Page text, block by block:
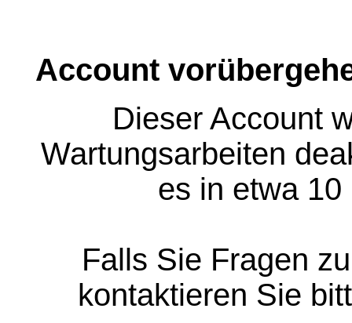
Account
Dieser Account
Wartungsarbeiten
es in etwa
Falls Sie Fragen
kontaktieren Sie